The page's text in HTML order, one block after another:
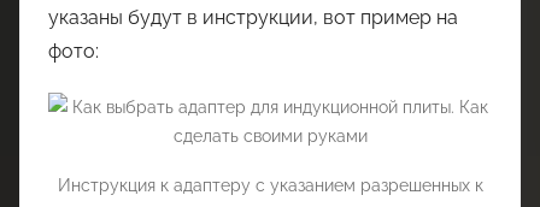
указаны будут в инструкции, вот пример на
фото:
Инструкция к адаптеру с указанием разрешенных к